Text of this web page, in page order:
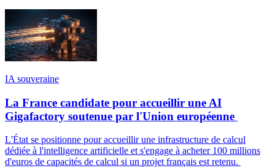
IA souveraine
La France candidate pour accueillir une AI
Gigafactory soutenue par l'Union européenne
L'État se positionne pour accueillir une infrastructure de calcul
dédiée à l'intelligence artificielle et s'engage à acheter 100 millions
d'euros de capacités de calcul si un projet français est retenu.